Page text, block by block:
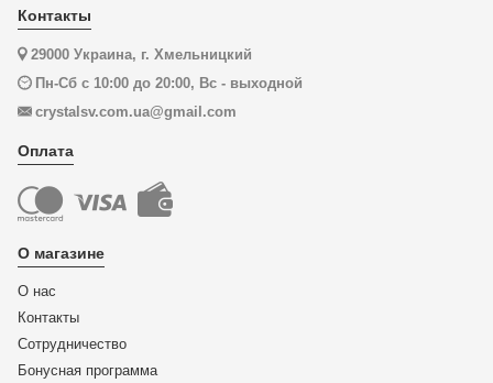
Контакты
29000 Украина, г. Хмельницкий
Пн-Сб с 10:00 до 20:00, Вс - выходной
crystalsv.com.ua@gmail.com
Оплата
О магазине
О нас
Контакты
Сотрудничество
Бонусная программа